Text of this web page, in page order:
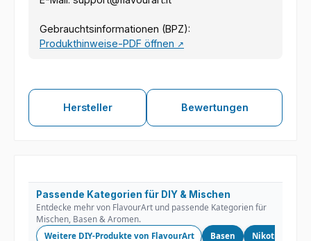
Gebrauchtsinformationen (BPZ):
Produkthinweise-PDF öffnen ↗
Hersteller Bewertungen
Passende Kategorien für DIY & Mischen
Entdecke mehr von FlavourArt und passende Kategorien für
Mischen, Basen & Aromen.
Weitere DIY-Produkte von FlavourArt Basen Nikotinshots